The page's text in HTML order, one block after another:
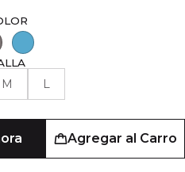
M L
Agregar al Carro